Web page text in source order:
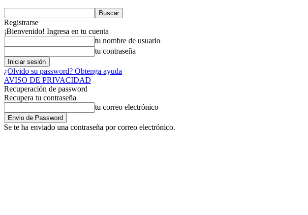
Registrarse
¡Bienvenido! Ingresa en tu cuenta
tu nombre de usuario
tu contraseña
¿Olvido su password? Obtenga ayuda
AVISO DE PRIVACIDAD
Recuperación de password
Recupera tu contraseña
tu correo electrónico
Se te ha enviado una contraseña por correo electrónico.